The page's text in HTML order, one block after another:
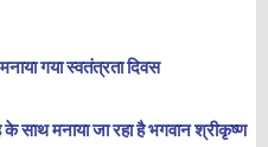
गया स्वतंत्रता दिवस
के साथ मनाया जा रहा है भगवान श्रीकृष्ण